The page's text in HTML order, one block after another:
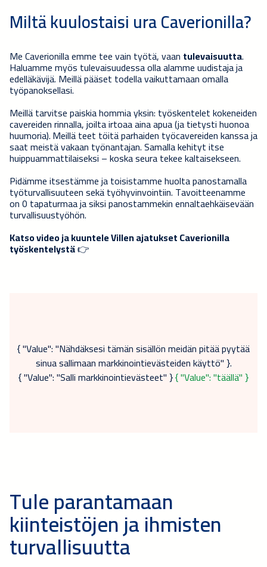
Miltä kuulostaisi ura Caverionilla?
Me Caverionilla emme tee vain työtä, vaan tulevaisuutta.
Haluamme myös tulevaisuudessa olla alamme uudistaja ja
edelläkävijä. Meillä pääset todella vaikuttamaan omalla
työpanoksellasi.
Meillä tarvitse paiskia hommia yksin: työskentelet kokeneiden
cavereiden rinnalla, joilta irtoaa aina apua (ja tietysti huonoa
huumoria).Meillä teet töitä parhaiden työcavereiden kanssa ja
saat meistä vakaan työnantajan. Samalla kehityt itse
huippuammattilaiseksi – koska seura tekee kaltaisekseen.
Pidämme itsestämme ja toisistamme huolta panostamalla
työturvallisuuteen sekä työhyvinvointiin. Tavoitteenamme
on 0 tapaturmaa ja siksi panostammekin ennaltaehkäisevään
turvallisuustyöhön.
Katso video ja kuuntele Villen ajatukset Caverionilla
työskentelystä👉
{ "Value": "Nähdäksesi tämän sisällön meidän pitää pyytää
sinua sallimaan markkinointievästeiden käyttö" }.
{ "Value": "Salli markkinointievästeet" }{ "Value": "täällä" }
Tule parantamaan
kiinteistöjen ja ihmisten
turvallisuutta